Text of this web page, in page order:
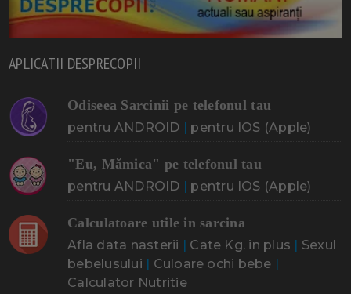
APLICATII DESPRECOPII
Odiseea Sarcinii pe telefonul tau
pentru ANDROID | pentru IOS (Apple)
"Eu, Mămica" pe telefonul tau
pentru ANDROID | pentru IOS (Apple)
Calculatoare utile in sarcina
Afla data nasterii | Cate Kg. in plus | Sexul
bebelusului | Culoare ochi bebe |
Calculator Nutritie